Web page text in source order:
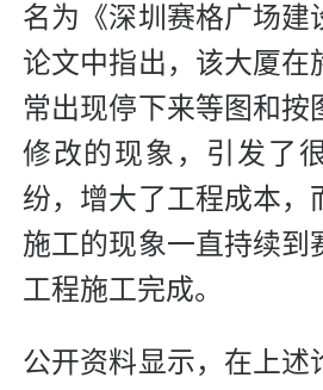
名为《深圳赛格广场建
论文中指出，该大厦在
常出现停下来等图和按
修改的现象，引发了
纷，增大了工程成本，
施工的现象一直持续到
工程施工完成。
公开资料显示，在上述